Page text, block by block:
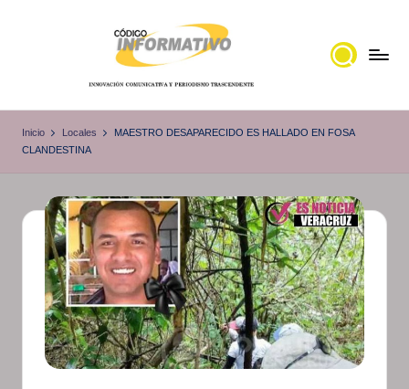
ó
i
g
o
I
n
f
o
noticias
Inicio Locales
MAESTRO DESAPARECIDO ES HALLADO EN FOSA
CLANDESTINA